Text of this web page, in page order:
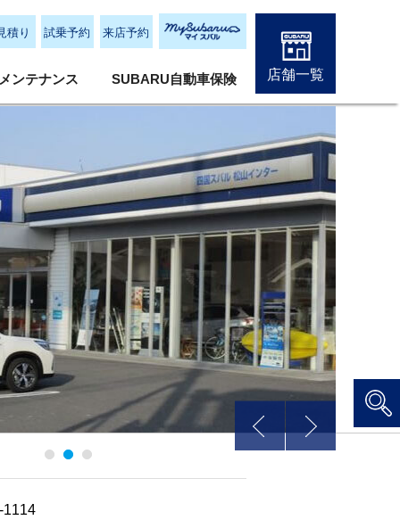
積り 試乗予約 来店予約
ンテナンス SUBARU自動車保険 店舗一覧
1114